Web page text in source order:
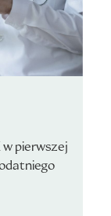
pierwszej